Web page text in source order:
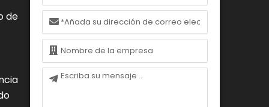
de
definen los tubos calefactores de
cuarzo de alto rendimiento
Pautas para seleccionar la
configuración adecuada del tubo de
calefacción de cuarzo
Factores de decisión para elegir los
Correo
electrónico
Nombre
Mensaje